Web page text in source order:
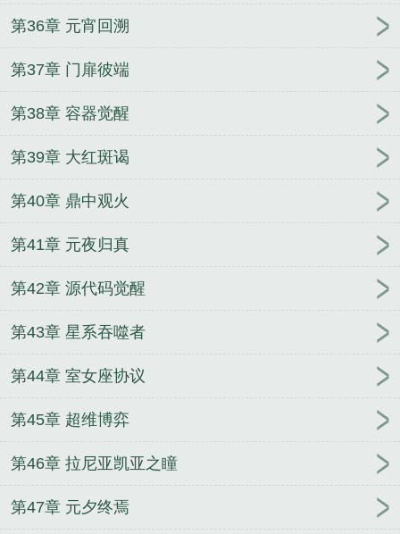
第36章 元宵回溯
第37章 门扉彼端
第38章 容器觉醒
第39章 大红斑谒
第40章 鼎中观火
第41章 元夜归真
第42章 源代码觉醒
第43章 星系吞噬者
第44章 室女座协议
第45章 超维博弈
第46章 拉尼亚凯亚之瞳
第47章 元夕终焉